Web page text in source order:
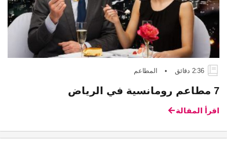
2:36 دقائق • المطاعم
7 مطاعم رومانسية في الرياض
اقرأ المقالة